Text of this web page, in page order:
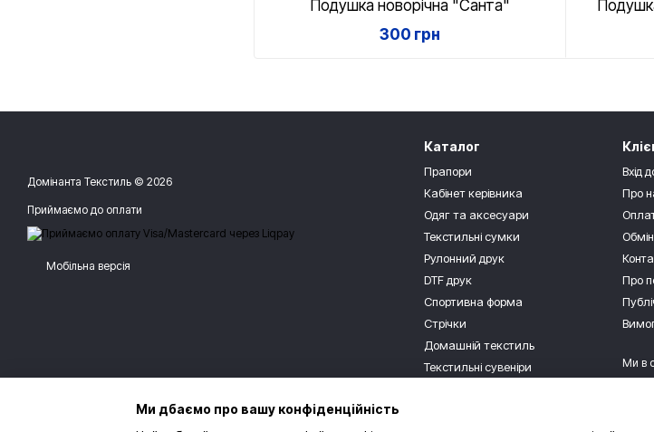
Подушка новорічна "Санта"
300 грн
Домінанта Текстиль © 2026
Приймаємо до оплати
Мобільна версія
Каталог
Прапори
Кабінет керівника
Одяг та аксесуари
Текстильні сумки
Рулонний друк
DTF друк
Спортивна форма
Стрічки
Домашній текстиль
Текстильні сувеніри
Вхід
Про
Про
Ми в
Ми дбаємо про вашу конфіденційність